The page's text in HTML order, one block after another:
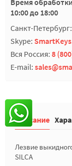
Время
10:00 до 18:00
Санкт-Петербург:
Skype:
Вся Россия: 8
E-mail:
Описание
Лезвие
SILCA